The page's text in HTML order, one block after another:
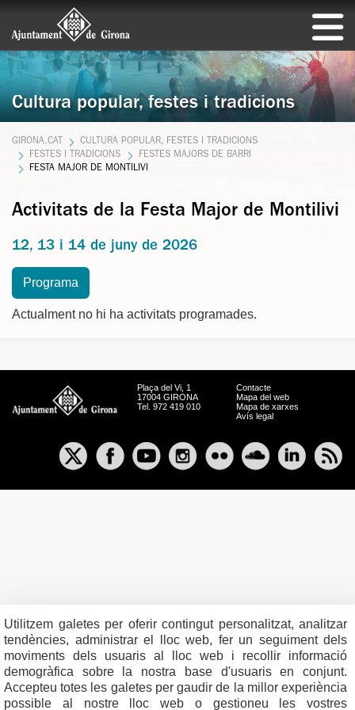
Cultura popular, festes i tradicions
GIRONA.CAT
CULTURA POPULAR, FESTES I TRADICIONS
FESTES I TRADICIONS
FESTES MAJORS DE BARRI
FESTA MAJOR DE MONTILIVI
Activitats de la Festa Major de Montilivi
12, 13 i 14 de juny de 2026
Programa
Actualment no hi ha activitats programades.
Plaça del Vi, 1
17004 GIRONA
Tel. 972 419 010
Contacte
Mapa del web
Mapa de xarxes
Avís legal
Utilitzem galetes per oferir contingut personalitzat, analitzar
tendències, administrar el lloc web, fer un seguiment dels
moviments dels usuaris al lloc web i recollir informació
demogràfica sobre la nostra base d'usuaris en conjunt.
Accepteu totes les galetes per gaudir de la millor experiència
possible al nostre lloc web o gestioneu les vostres